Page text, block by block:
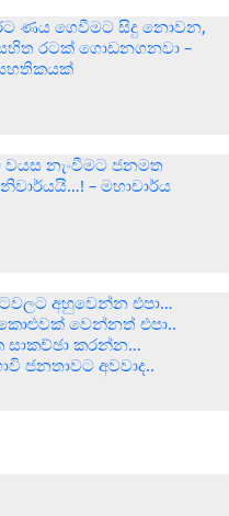
ණය ගෙවීමට සිදු නොවන,
රටක් ගොඩනගනවා –
වයස නැංවීමට ජනමත
– මහාචාර්ය
අහුවෙන්න එපා…
වෙන්නත් එපා..
කරන්න…
ජනතාවට අවවාද..